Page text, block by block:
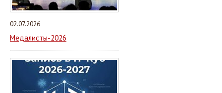
02.07.2026
Медалисты-2026